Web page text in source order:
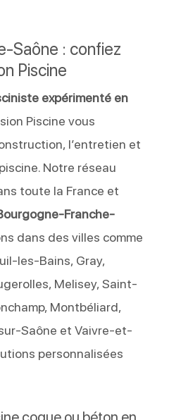
Saône : confiez
Piscine
expérimenté en
Piscine vous
l’entretien et
Notre réseau
toute la France et
Franche-
dans des villes comme
les-Bains, Gray,
Melisey, Saint-
Montbéliard,
Saône et Vaivre-et-
personnalisées